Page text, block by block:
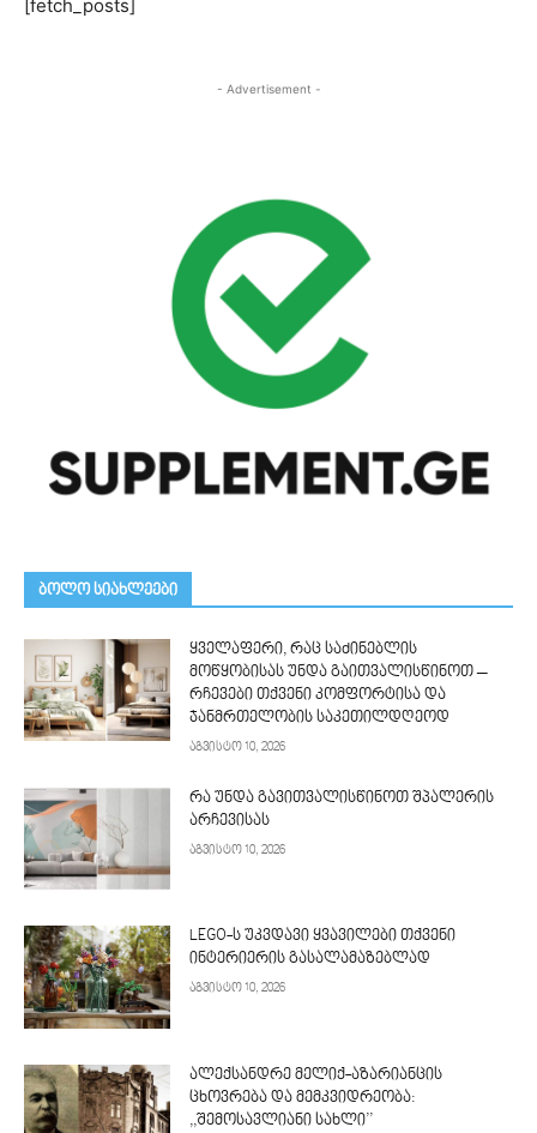
[fetch_posts]
- Advertisement -
ᲑᲝᲚᲝ ᲡᲘᲐᲮᲚᲔᲔᲑᲘ
ყველაფერი, რაც საძინებლის
მოწყობისას უნდა გაითვალისწინოთ –
რჩევები თქვენი კომფორტისა და
ჯანმრთელობის საკეთილდღეოდ
აგვისტო 10, 2026
რა უნდა გავითვალისწინოთ შპალერის
არჩევისას
აგვისტო 10, 2026
LEGO-ს უკვდავი ყვავილები თქვენი
ინტერიერის გასალამაზებლად
აგვისტო 10, 2026
ალექსანდრე მელიქ-აზარიანცის
ცხოვრება და მემკვიდრეობა:
,,შემოსავლიანი სახლი’’